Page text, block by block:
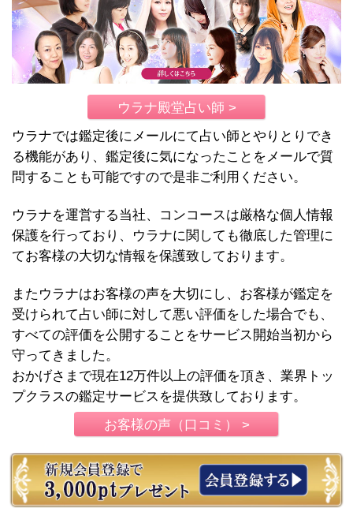
ウラナ殿堂占い師 >
ウラナでは鑑定後にメールにて占い師とやりとりでき
る機能があり、鑑定後に気になったことをメールで質
問することも可能ですので是非ご利用ください。
ウラナを運営する当社、コンコースは厳格な個人情報
保護を行っており、ウラナに関しても徹底した管理に
てお客様の大切な情報を保護致しております。
またウラナはお客様の声を大切にし、お客様が鑑定を
受けられて占い師に対して悪い評価をした場合でも、
すべての評価を公開することをサービス開始当初から
守ってきました。
おかげさまで現在12万件以上の評価を頂き、業界トッ
プクラスの鑑定サービスを提供致しております。
お客様の声（口コミ） >